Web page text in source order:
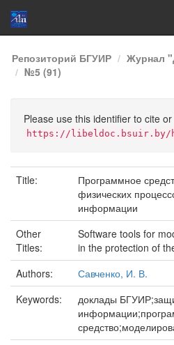
Skip
navigation
Репозиторий БГУИР Журнал
№5 (91)
Please use this identifier to cite
https://libeldoc.bsuir.by/
Title:
Программное
физических
информации
Other
Titles:
Software tools for
in the protection of
Authors:
Савченко, И. В.
Keywords:
доклады